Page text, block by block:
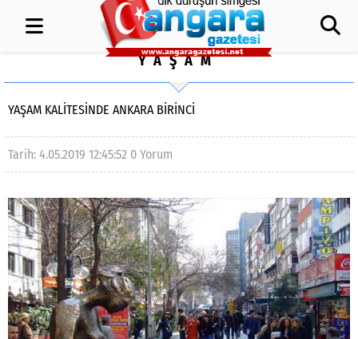
YAŞAM
YAŞAM KALİTESİNDE ANKARA BİRİNCİ
Tarih: 4.05.2019 12:45:52 0 Yorum